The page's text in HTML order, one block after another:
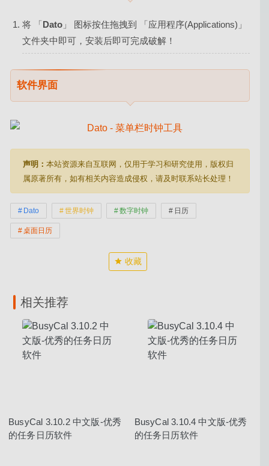
将 「Dato 」 图标按住拖拽到 「应用程序(Applications)」
文件夹中即可，安装后即可完成破解！
软件界面
声明： 本站资源来自互联网，仅用于学习和研究使用，版权归
属原著所有，如有相关内容造成侵权，请及时联系站长处理！
Dato 世界时钟 数字时钟 日历
桌面日历
收藏
相关推荐
BusyCal 3.10.2 中文版-优秀
的任务日历软件
BusyCal 3.10.4 中文版-优秀
的任务日历软件